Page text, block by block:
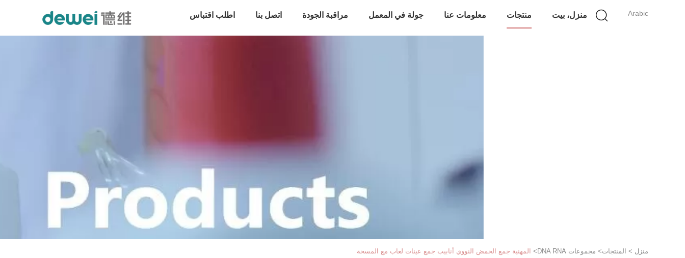
Arabic منزل، بيت منتجات معلومات عنا جولة في المعمل مراقبة الجودة اتصل بنا اطلب اقتباس
منزل > المنتجات> مجموعات DNA RNA > المهنية جمع الحمض النووي أنابيب جمع عينات لعاب مع المسحة